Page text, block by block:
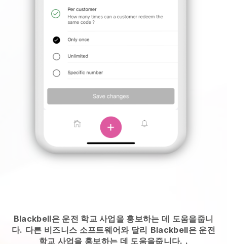
Blackbell은 운전 학교 사업을 홍보하는 데 도움을줍니
다. 다른 비즈니스 소프트웨어와 달리 Blackbell은 운전
학교 사업을 홍보하는 데 도움을줍니다. .